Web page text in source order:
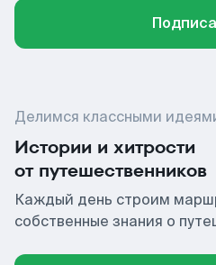
Делимся классными
Истории и хитрости
от путешественников
Каждый день строим
собственные знания о